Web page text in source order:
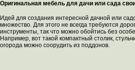
Оригинальная мебель для дачи или сада
Идей для создания интересной дачной или
множество. Для этого не всегда требуются
инструменты, так что можно обойтись без
Например, вот такой компактный столик,
огорода можно соорудить из поддонов.